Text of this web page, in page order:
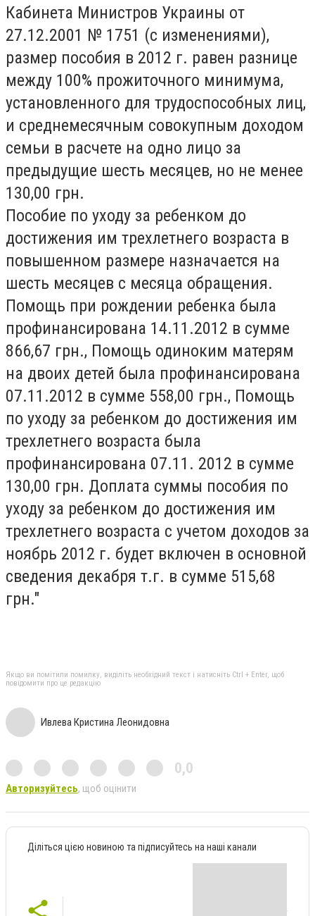
Кабинета Министров Украины от
27.12.2001 № 1751 (с изменениями),
размер пособия в 2012 г. равен разнице
между 100% прожиточного минимума,
установленного для трудоспособных лиц,
и среднемесячным совокупным доходом
семьи в расчете на одно лицо за
предыдущие шесть месяцев, но не менее
130,00 грн.
Пособие по уходу за ребенком до
достижения им трехлетнего возраста в
повышенном размере назначается на
шесть месяцев с месяца обращения.
Помощь при рождении ребенка была
профинансирована 14.11.2012 в сумме
866,67 грн., Помощь одиноким матерям
на двоих детей была профинансирована
07.11.2012 в сумме 558,00 грн., Помощь
по уходу за ребенком до достижения им
трехлетнего возраста была
профинансирована 07.11. 2012 в сумме
130,00 грн. Доплата суммы пособия по
уходу за ребенком до достижения им
трехлетнего возраста с учетом доходов за
ноябрь 2012 г. будет включен в основной
сведения декабря т.г. в сумме 515,68
грн."
Якщо ви помітили помилку, виділіть необхідний текст і натисніть Ctrl + Enter, щоб
повідомити про це редакцію
Ивлева Кристина Леонидовна
0,0
Авторизуйтесь, щоб оцінити
Діліться цією новиною та підписуйтесь на наші канали